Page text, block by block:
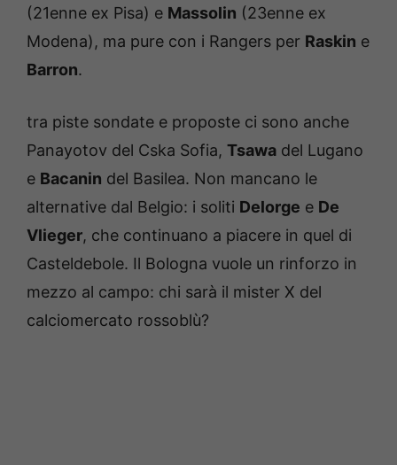
(21enne ex Pisa) e Massolin (23enne ex
Modena), ma pure con i Rangers per Raskin e
Barron.
tra piste sondate e proposte ci sono anche
Panayotov del Cska Sofia, Tsawa del Lugano
e Bacanin del Basilea. Non mancano le
alternative dal Belgio: i soliti Delorge e De
Vlieger, che continuano a piacere in quel di
Casteldebole. Il Bologna vuole un rinforzo in
mezzo al campo: chi sarà il mister X del
calciomercato rossoblù?